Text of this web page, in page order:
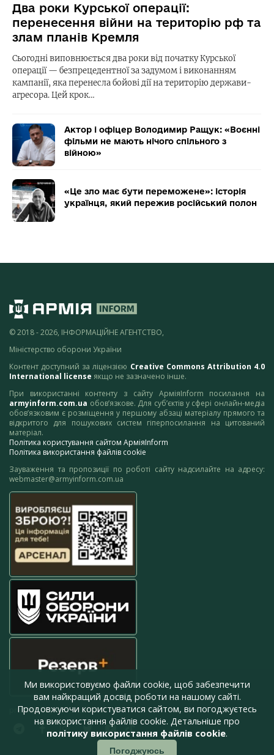
Два роки Курської операції:
перенесення війни на територію рф та
злам планів Кремля
Сьогодні виповнюється два роки від початку Курської
операції — безпрецедентної за задумом і виконанням
кампанії, яка перенесла бойові дії на територію держави-
агресора. Цей крок…
Актор і офіцер Володимир Ращук: «Воєнні
фільми не мають нічого спільного з
війною»
«Це зло має бути переможене»: історія
українця, який пережив російський полон
© 2018 - 2026, ІНФОРМАЦІЙНЕ АГЕНТСТВО,
Міністерство оборони України
Контент доступний за ліцензією Creative Commons Attribution 4.0
International license якщо не зазначено інше.
При використанні контенту з сайту АрміяInform посилання на
armyinform.com.ua обов’язкове. Для суб’єктів у сфері онлайн-медіа
обов’язковим є розміщення у першому абзаці матеріалу прямого та
відкритого для пошукових систем гіперпосилання на цитований
матеріал.
Політика користування сайтом АрміяInform
Політика використання файлів cookie
Зауваження та пропозиції по роботі сайту надсилайте на адресу:
webmaster@armyinform.com.ua
press@armyinform.com.ua
Ми використовуємо файли cookie, щоб забезпечити
вам найкращий досвід роботи на нашому сайті.
Продовжуючи користуватися сайтом, ви погоджуєтесь
на використання файлів cookie. Детальніше про
політику використання файлів cookie.
Погоджуюсь